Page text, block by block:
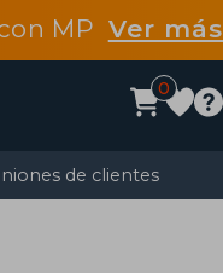
MP Ver más
0
de clientes